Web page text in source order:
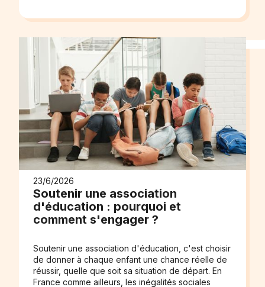
23/6/2026
Soutenir une association
d'éducation : pourquoi et
comment s'engager ?
Soutenir une association d'éducation, c'est choisir
de donner à chaque enfant une chance réelle de
réussir, quelle que soit sa situation de départ. En
France comme ailleurs, les inégalités sociales